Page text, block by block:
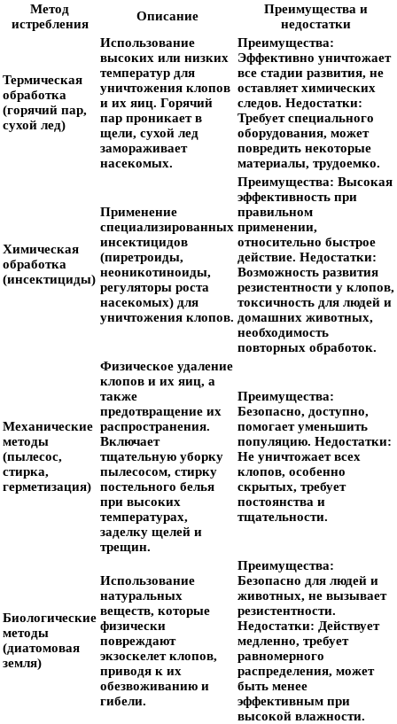
Метод
истребления
Описание
Преимущества и
недостатки
Термическая
обработка
(горячий пар,
сухой лед)
Использование
высоких или низких
температур для
уничтожения клопов
и их яиц. Горячий
пар проникает в
щели, сухой лед
замораживает
насекомых.
Преимущества:
Эффективно уничтожает
все стадии развития, не
оставляет химических
следов. Недостатки:
Требует специального
оборудования, может
повредить некоторые
материалы, трудоемко.
Химическая
обработка
(инсектициды)
Применение
специализированных
инсектицидов
(пиретроиды,
неоникотиноиды,
регуляторы роста
насекомых) для
уничтожения клопов.
Преимущества: Высокая
эффективность при
правильном
применении,
относительно быстрое
действие. Недостатки:
Возможность развития
резистентности у клопов,
токсичность для людей и
домашних животных,
необходимость
повторных обработок.
Механические
методы
(пылесос,
стирка,
герметизация)
Физическое удаление
клопов и их яиц, а
также
предотвращение их
распространения.
Включает
тщательную уборку
пылесосом, стирку
постельного белья
при высоких
температурах,
заделку щелей и
трещин.
Преимущества:
Безопасно, доступно,
помогает уменьшить
популяцию. Недостатки:
Не уничтожает всех
клопов, особенно
скрытых, требует
постоянства и
тщательности.
Биологические
методы
(диатомовая
земля)
Использование
натуральных
веществ, которые
физически
повреждают
экзоскелет клопов,
приводя к их
обезвоживанию и
гибели.
Преимущества:
Безопасно для людей и
животных, не вызывает
резистентности.
Недостатки: Действует
медленно, требует
равномерного
распределения, может
быть менее
эффективным при
высокой влажности.